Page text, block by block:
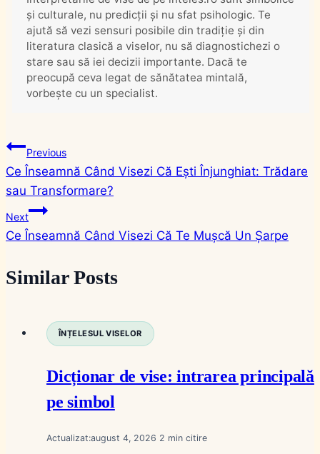
și culturale, nu predicții și nu sfat psihologic. Te
ajută să vezi sensuri posibile din tradiție și din
literatura clasică a viselor, nu să diagnostichezi o
stare sau să iei decizii importante. Dacă te
preocupă ceva legat de sănătatea mintală,
vorbește cu un specialist.
Navigare
în
articole
Previous
Ce Înseamnă Când Visezi Că Ești Înjunghiat: Trădare
sau Transformare?
Next
Ce Înseamnă Când Visezi Că Te Mușcă Un Șarpe
Similar Posts
ÎNȚELESUL VISELOR
Dicționar de vise: intrarea principală
pe simbol
Actualizat:august 4, 2026 2